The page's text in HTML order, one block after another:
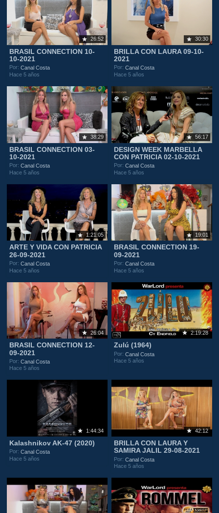
26:52
BRASIL CONNECTION 10-
10-2021
Por:Canal Costa
Hace 5 años
30:30
BRILLA CON LAURA 09-10-
2021
Por:Canal Costa
Hace 5 años
38:29
BRASIL CONNECTION 03-
10-2021
Por:Canal Costa
Hace 5 años
56:17
DESIGN WEEK MARBELLA
CON PATRICIA 02-10-2021
Por:Canal Costa
Hace 5 años
1:21:05
ARTE Y VIDA CON PATRICIA
26-09-2021
Por:Canal Costa
Hace 5 años
19:01
BRASIL CONNECTION 19-
09-2021
Por:Canal Costa
Hace 5 años
26:04
BRASIL CONNECTION 12-
09-2021
Por:Canal Costa
Hace 5 años
2:19:28
Zulú (1964)
Por:Canal Costa
Hace 5 años
1:44:34
Kalashnikov AK-47 (2020)
Por:Canal Costa
Hace 5 años
42:12
BRILLA CON LAURA Y
SAMIRA JALIL 29-08-2021
Por:Canal Costa
Hace 5 años